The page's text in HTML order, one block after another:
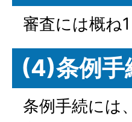
審査には概ね
(4)条例手
条例手続には